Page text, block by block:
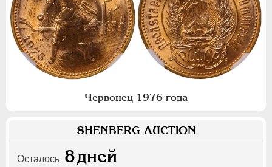
Червонец 1976 года
SHENBERG AUCTION
Осталось 8дней